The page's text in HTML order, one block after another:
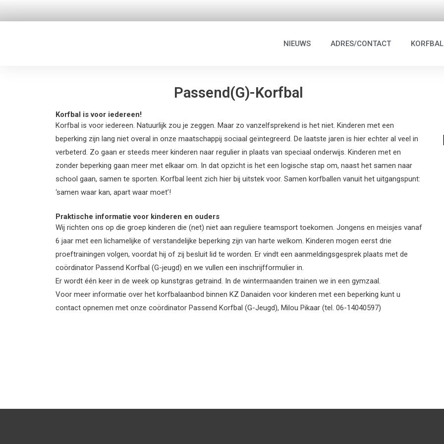
naar
NIEUWS ADRES/CONTACT KORFBAL
Passend(G)-Korfbal
Korfbal is voor iedereen!
Korfbal is voor iedereen. Natuurlijk zou je zeggen. Maar zo vanzelfsprekend is het niet. Kinderen met een
beperking zijn lang niet overal in onze maatschappij sociaal geïntegreerd. De laatste jaren is hier echter al veel in
verbeterd. Zo gaan er steeds meer kinderen naar regulier in plaats van speciaal onderwijs. Kinderen met en
zonder beperking gaan meer met elkaar om. In dat opzicht is het een logische stap om, naast het samen naar
school gaan, samen te sporten. Korfbal leent zich hier bij uitstek voor. Samen korfballen vanuit het uitgangspunt:
‘samen waar kan, apart waar moet’!
Praktische informatie voor kinderen en ouders
Wij richten ons op die groep kinderen die (net) niet aan reguliere teamsport toekomen. Jongens en meisjes vanaf
6 jaar met een lichamelijke of verstandelijke beperking zijn van harte welkom. Kinderen mogen eerst drie
proeftrainingen volgen, voordat hij of zij besluit lid te worden. Er vindt een aanmeldingsgesprek plaats met de
coördinator Passend Korfbal (G-jeugd) en we vullen een inschrijfformulier in.
Er wordt één keer in de week op kunstgras getraind. In de wintermaanden trainen we in een gymzaal.
Voor meer informatie over het korfbalaanbod binnen KZ Danaiden voor kinderen met een beperking kunt u
contact opnemen met onze coördinator Passend Korfbal (G-Jeugd), Milou Pikaar (tel. 06-14040597)